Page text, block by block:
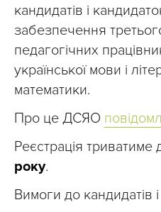
кандидатів і
забезпечення
педагогічних
української мови і
математики.
Про це ДСЯО
Реєстрація триватиме
року.
Вимоги до кандидатів